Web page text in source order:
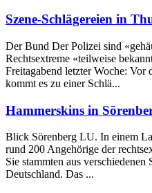
Szene-Schlägereien in
Der Bund Der Polizei sind
Rechtsextreme «teilweise
Freitagabend letzter Woche: Vor
kommt es zu einer Schlä...
Hammerskins in
Blick Sörenberg LU. In einem
rund 200 Angehörige der
Sie stammten aus
Deutschland. Das ...